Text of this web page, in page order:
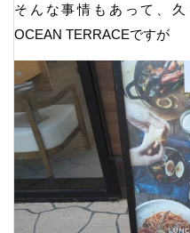
そんな事情もあって、
OCEAN TERRACEですが